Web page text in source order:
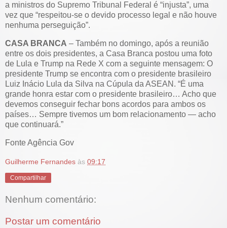
a ministros do Supremo Tribunal Federal é “injusta”, uma
vez que “respeitou-se o devido processo legal e não houve
nenhuma perseguição”.
CASA BRANCA – Também no domingo, após a reunião
entre os dois presidentes, a Casa Branca postou uma foto
de Lula e Trump na Rede X com a seguinte mensagem: O
presidente Trump se encontra com o presidente brasileiro
Luiz Inácio Lula da Silva na Cúpula da ASEAN. “É uma
grande honra estar com o presidente brasileiro… Acho que
devemos conseguir fechar bons acordos para ambos os
países… Sempre tivemos um bom relacionamento — acho
que continuará.”
Fonte Agência Gov
Guilherme Fernandes às 09:17
Compartilhar
Nenhum comentário:
Postar um comentário